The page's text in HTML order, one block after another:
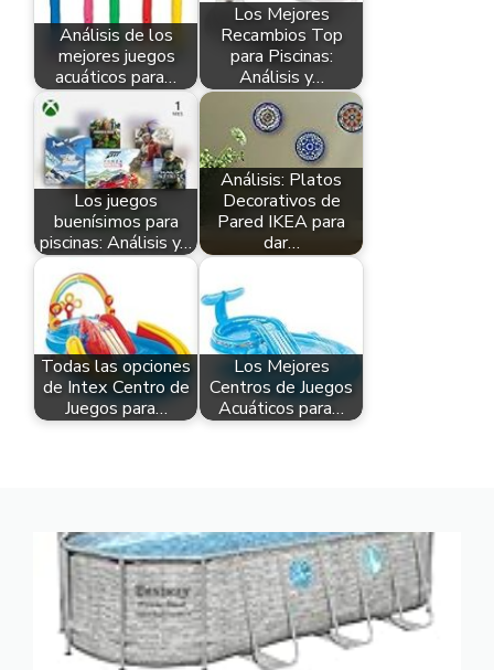
Análisis de los
mejores juegos
acuáticos para…
Los Mejores
Recambios Top
para Piscinas:
Análisis y…
Los juegos
buenísimos para
piscinas: Análisis y…
Análisis: Platos
Decorativos de
Pared IKEA para
dar…
Todas las opciones
de Intex Centro de
Juegos para…
Los Mejores
Centros de Juegos
Acuáticos para…